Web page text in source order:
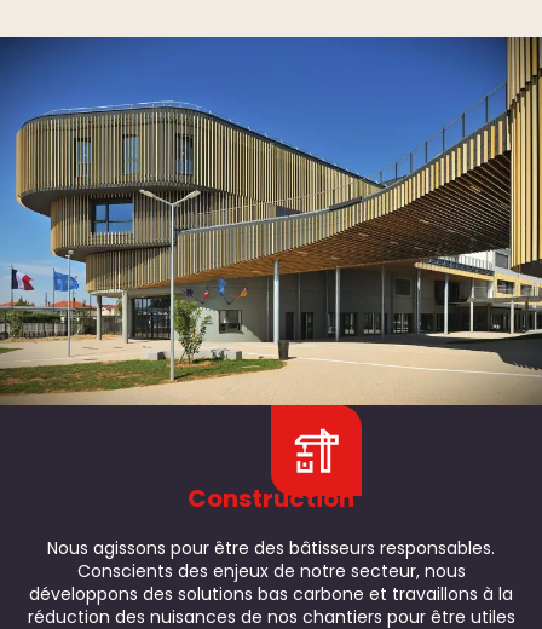
Construction
Nous agissons pour être des bâtisseurs responsables.
Conscients des enjeux de notre secteur, nous
développons des solutions bas carbone et travaillons à la
réduction des nuisances de nos chantiers pour être utiles